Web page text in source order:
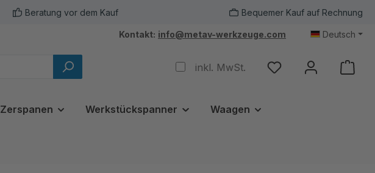
Beratung vor dem Kauf Bequemer Kauf auf Rechnung
Kontakt: info@metav-werkzeuge.com Deutsch
inkl. MwSt.
Zerspanen Werkstückspanner Waagen